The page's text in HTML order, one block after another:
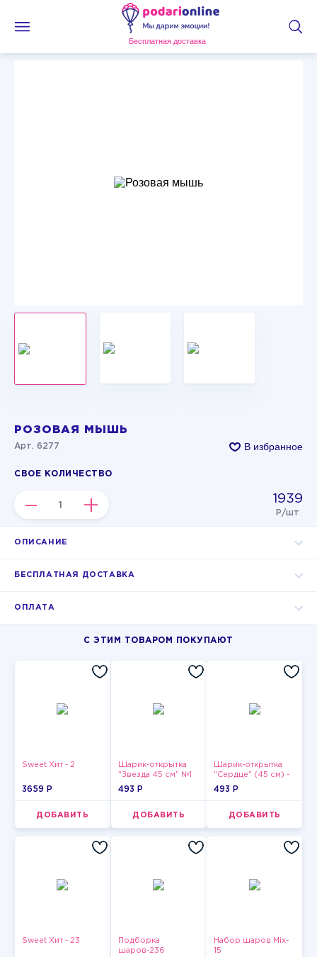
Бесплатная доставка
РОЗОВАЯ МЫШЬ
Арт. 6277 В избранное
СВОЕ КОЛИЧЕСТВО
– + 1939
Р/шт
ОПИСАНИЕ
БЕСПЛАТНАЯ ДОСТАВКА
ОПЛАТА
С ЭТИМ ТОВАРОМ ПОКУПАЮТ
Sweet Хит - 2
3659 P
ДОБАВИТЬ
Шарик-открытка
"Звезда 45 см" №1
493 P
ДОБАВИТЬ
Шарик-открытка
"Сердце" (45 см) -
2
493 P
ДОБАВИТЬ
Sweet Хит - 23
Подборка
шаров-236
Набор шаров Mix-
15